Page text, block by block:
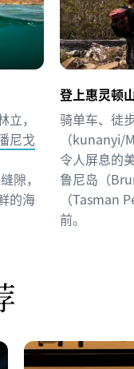
，
尼戈
隙，
的海
登上惠灵顿
骑单车、徒
（
令人屏息的
鲁尼岛（
（Tasman
前。